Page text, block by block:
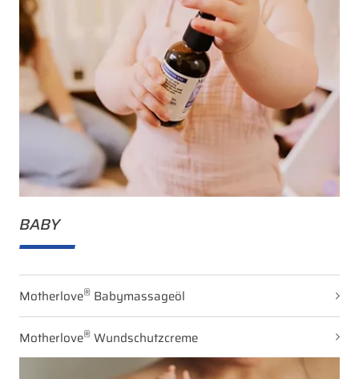
BABY
Motherlove® Babymassageöl
Motherlove® Wundschutzcreme